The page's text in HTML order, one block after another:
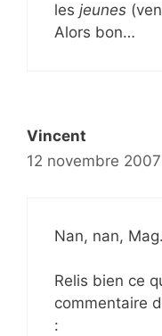
les jeunes
Alors bon…
Vincent
12 novembre
Nan, nan,
Relis bien ce
commentaire
: